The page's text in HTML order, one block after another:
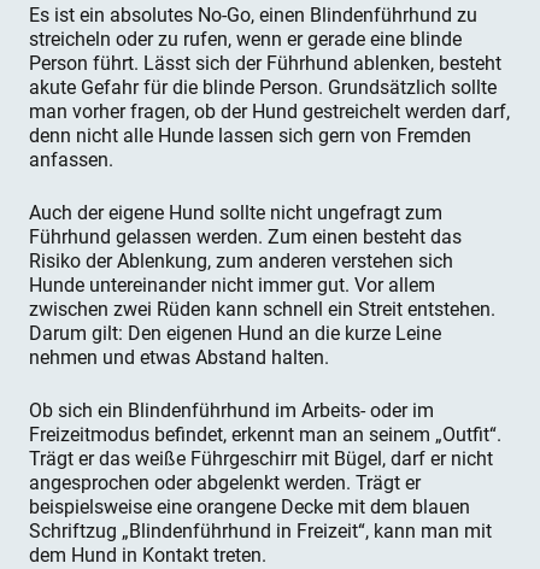
Es ist ein absolutes No-Go, einen Blindenführhund zu
streicheln oder zu rufen, wenn er gerade eine blinde
Person führt. Lässt sich der Führhund ablenken, besteht
akute Gefahr für die blinde Person. Grundsätzlich sollte
man vorher fragen, ob der Hund gestreichelt werden darf,
denn nicht alle Hunde lassen sich gern von Fremden
anfassen.
Auch der eigene Hund sollte nicht ungefragt zum
Führhund gelassen werden. Zum einen besteht das
Risiko der Ablenkung, zum anderen verstehen sich
Hunde untereinander nicht immer gut. Vor allem
zwischen zwei Rüden kann schnell ein Streit entstehen.
Darum gilt: Den eigenen Hund an die kurze Leine
nehmen und etwas Abstand halten.
Ob sich ein Blindenführhund im Arbeits- oder im
Freizeitmodus befindet, erkennt man an seinem „Outfit“.
Trägt er das weiße Führgeschirr mit Bügel, darf er nicht
angesprochen oder abgelenkt werden. Trägt er
beispielsweise eine orangene Decke mit dem blauen
Schriftzug „Blindenführhund in Freizeit“, kann man mit
dem Hund in Kontakt treten.